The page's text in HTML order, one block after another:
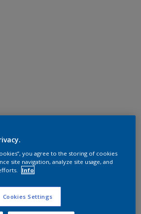
you agree to the storing of cookies
site navigation, analyze site usage, and
Info
Cookies Settings